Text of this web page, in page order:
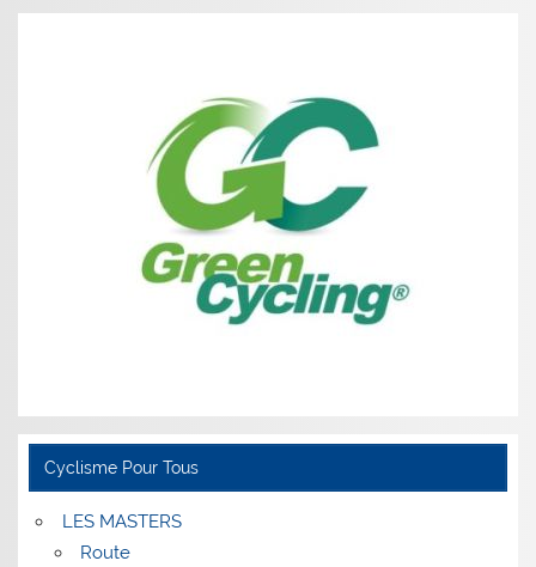
Cyclisme Pour Tous
LES MASTERS
Route